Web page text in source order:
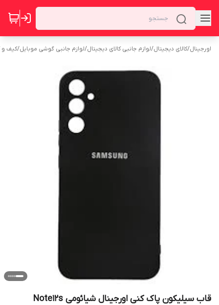
اورجینال/کالای دیجیتال/لوازم جانبی کالای دیجیتال/لوازم جانبی گوشی موبایل/کیف و
قاب سیلیکون پاک کنی اورجینال شیائومی Note12s